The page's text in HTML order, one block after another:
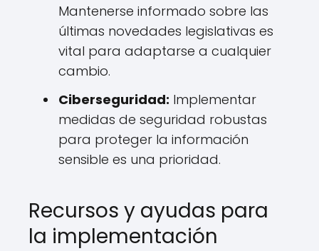
Mantenerse informado sobre las
últimas novedades legislativas es
vital para adaptarse a cualquier
cambio.
Ciberseguridad: Implementar
medidas de seguridad robustas
para proteger la información
sensible es una prioridad.
Recursos y ayudas para
la implementación